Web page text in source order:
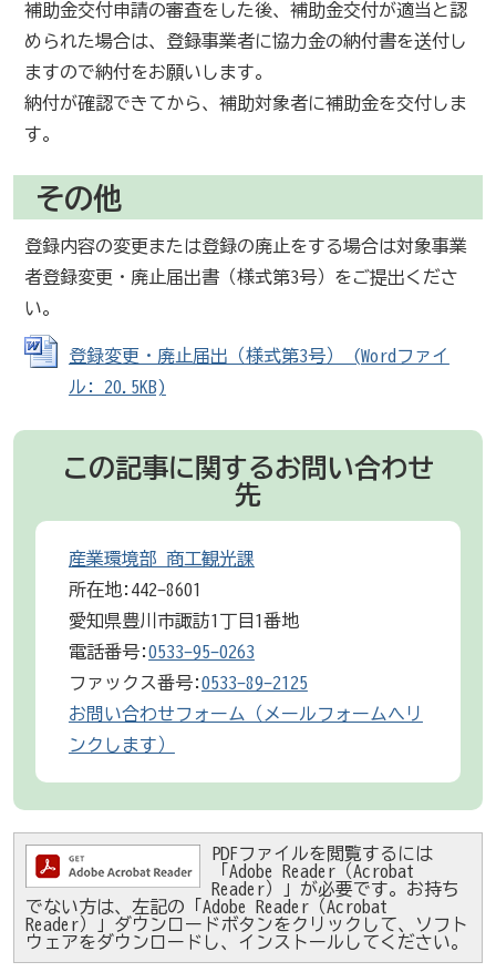
補助金交付申請の審査をした後、補助金交付が適当と認
められた場合は、登録事業者に協力金の納付書を送付し
ますので納付をお願いします。
納付が確認できてから、補助対象者に補助金を交付しま
す。
その他
登録内容の変更または登録の廃止をする場合は対象事業
者登録変更・廃止届出書（様式第3号）をご提出くださ
い。
登録変更・廃止届出（様式第3号） (Wordファイ
ル: 20.5KB)
この記事に関するお問い合わせ
先
産業環境部 商工観光課
所在地:442-8601
愛知県豊川市諏訪1丁目1番地
電話番号:0533-95-0263
ファックス番号:0533-89-2125
お問い合わせフォーム（メールフォームへリ
ンクします）
PDFファイルを閲覧するには
「Adobe Reader（Acrobat
Reader）」が必要です。お持ち
でない方は、左記の「Adobe Reader（Acrobat
Reader）」ダウンロードボタンをクリックして、ソフト
ウェアをダウンロードし、インストールしてください。